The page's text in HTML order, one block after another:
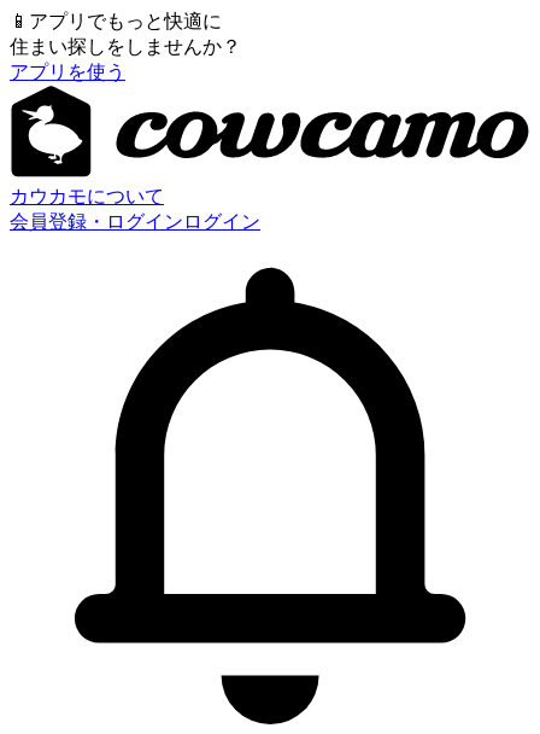
📱 アプリでもっと快適に
住まい探しをしませんか？
アプリを使う
カウカモについて
会員登録・ログイン ログイン